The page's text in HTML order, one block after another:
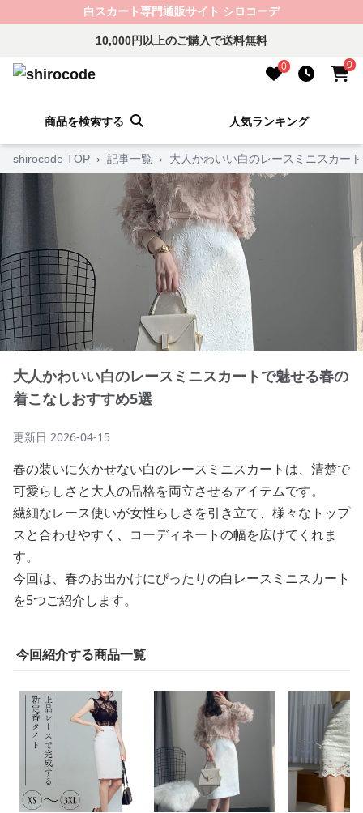
白スカート専門通販サイト シロコーデ
10,000円以上のご購入で送料無料
0 0
商品を検索する 人気ランキング
shirocode TOP › 記事一覧 › 大人かわいい白のレースミニスカー
大人かわいい白のレースミニスカートで魅せる春の
着こなしおすすめ5選
更新日 2026-04-15
春の装いに欠かせない白のレースミニスカートは、清楚で
可愛らしさと大人の品格を両立させるアイテムです。
繊細なレース使いが女性らしさを引き立て、様々なトップ
スと合わせやすく、コーディネートの幅を広げてくれま
す。
今回は、春のお出かけにぴったりの白レースミニスカート
を5つご紹介します。
今回紹介する商品一覧